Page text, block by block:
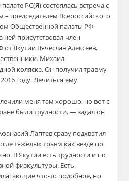
РС(Я) состоялась встреча с
председателем Всероссийского
Общественной палаты РФ
ней присутствовал член
Якутии Вячеслав Алексеев,
Михаил
коляске. Он получил травму
году. Лечиться ему
меня там хорошо, но вот с
были трудности, — задал он
Лаптев сразу подхватил
тяжелых травм как везде по
В Якутии есть трудности и по
физкультуры. Есть
что-то подобное, но